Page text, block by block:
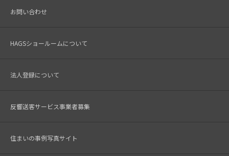
お問い合わせ
HAGSショールームについて
法人登録について
反響送客サービス事業者募集
住まいの事例写真サイト